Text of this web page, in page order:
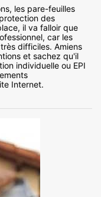
les pare-feuilles
des
il va falloir que
car les
difficiles. Amiens
et sachez qu'il
individuelle ou EPI
Internet.